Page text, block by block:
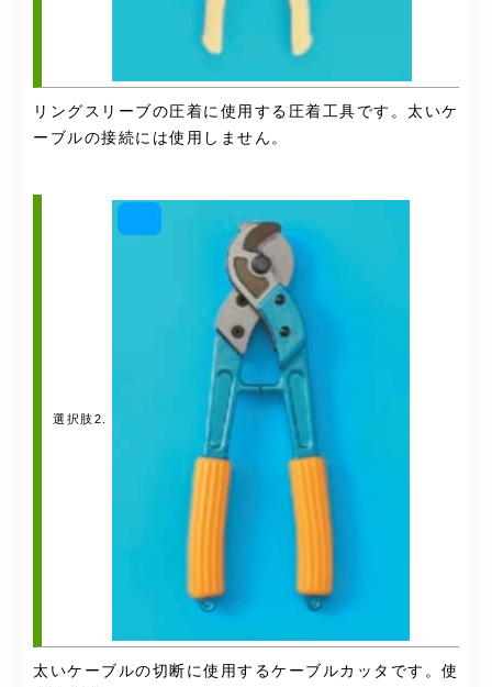
リングスリーブの圧着に使用する圧着工具です。太いケ
ーブルの接続には使用しません。
選択肢2.
太いケーブルの切断に使用するケーブルカッタです。使